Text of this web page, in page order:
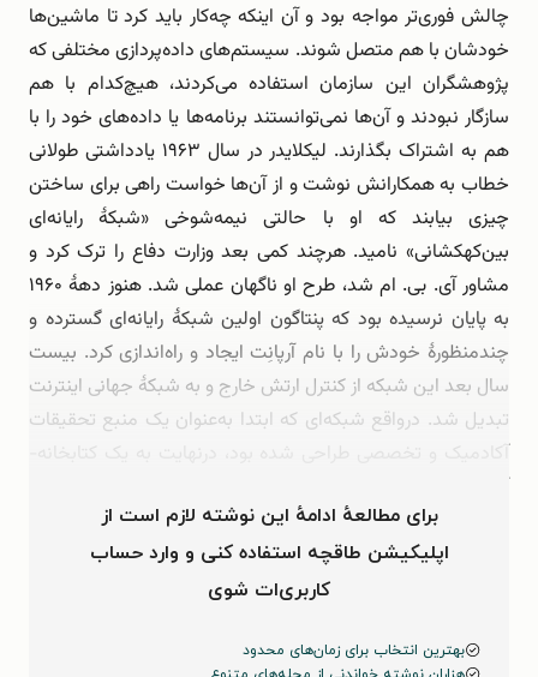
چالش فوری‌تر مواجه بود و آن اینکه چه‌کار باید کرد تا ماشین‌ها
خودشان با هم متصل شوند. سیستم‌های داده‌پردازی مختلفی که
پژوهشگران این سازمان استفاده می‌کردند، هیچ‌کدام با هم
سازگار نبودند و آن‌ها نمی‌توانستند برنامه‌ها یا داده‌های خود را با
هم به اشتراک بگذارند. لیکلایدر در سال ۱۹۶۳ یادداشتی طولانی
خطاب به همکارانش نوشت و از آن‌ها خواست راهی برای ساختن
چیزی بیابند که او با حالتی نیمه‌شوخی «شبکۀ رایانه‌ای
بین‌کهکشانی» نامید. هرچند کمی بعد وزارت دفاع را ترک کرد و
مشاور آی. بی. ام شد، طرح او ناگهان عملی شد. هنوز دهۀ ۱۹۶۰
به پایان نرسیده بود که پنتاگون اولین شبکۀ رایانه‌ای گسترده و
چندمنظورۀ خودش را با نام آرپانِت ایجاد و راه‌اندازی کرد. بیست
سال بعد این شبکه از کنترل ارتش خارج و به شبکۀ جهانی اینترنت
تبدیل شد. درواقع شبکه‌ای که ابتدا به‌عنوان یک منبع تحقیقات
برای مطالعهٔ ادامهٔ این نوشته لازم است از
اپلیکیشن طاقچه استفاده کنی و وارد حساب
کاربری‌ات شوی
بهترین انتخاب برای زمان‌های محدود